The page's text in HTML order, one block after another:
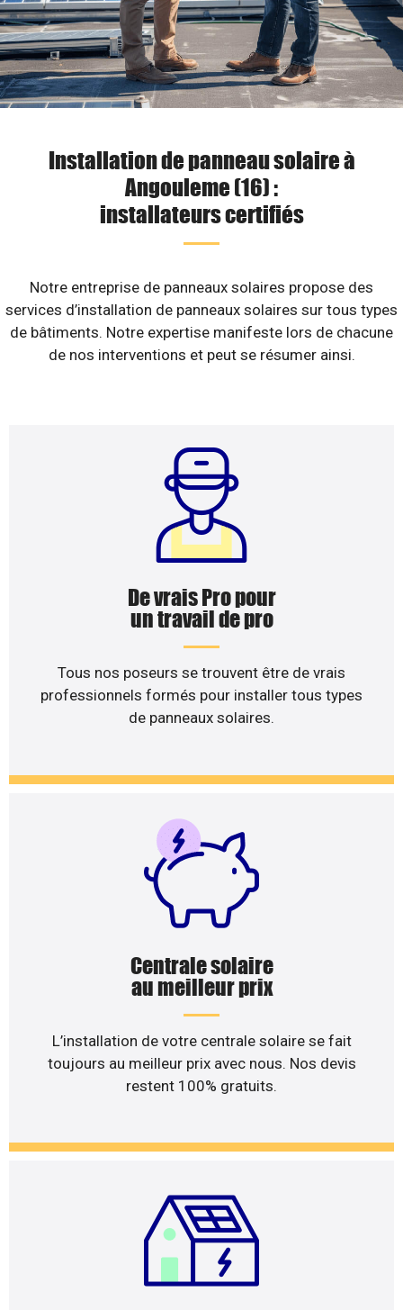
Installation de panneau solaire à
Angouleme (16) :
installateurs certifiés
Notre entreprise de panneaux solaires propose des
services d’installation de panneaux solaires sur tous types
de bâtiments. Notre expertise manifeste lors de chacune
de nos interventions et peut se résumer ainsi.
De vrais Pro pour
un travail de pro
Tous nos poseurs se trouvent être de vrais
professionnels formés pour installer tous types
de panneaux solaires.
Centrale solaire
au meilleur prix
L’installation de votre centrale solaire se fait
toujours au meilleur prix avec nous. Nos devis
restent 100% gratuits.